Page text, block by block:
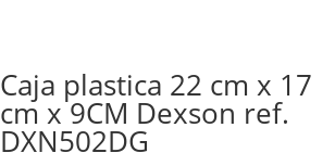
Caja plastica 22 cm x 17
cm x 9CM Dexson ref.
DXN502DG